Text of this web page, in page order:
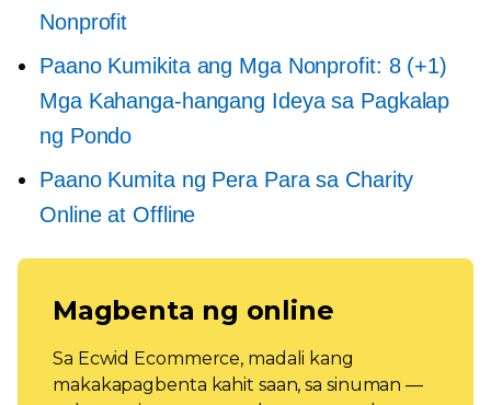
Nonprofit
Paano Kumikita ang Mga Nonprofit: 8 (+1)
Mga Kahanga-hangang Ideya sa Pagkalap
ng Pondo
Paano Kumita ng Pera Para sa Charity
Online at Offline
Magbenta ng online
Sa Ecwid Ecommerce, madali kang
makakapagbenta kahit saan, sa sinuman —